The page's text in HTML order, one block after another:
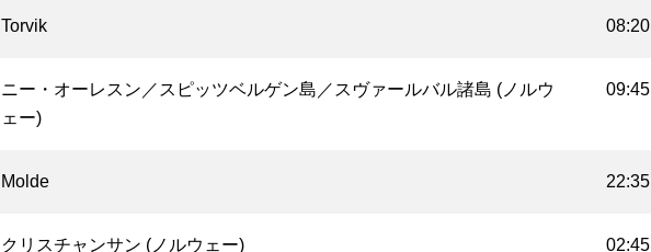
Torvik 08:20
ニー・オーレスン／スピッツベルゲン島／スヴァールバル諸島 (ノルウ
ェー)
09:45
Molde 22:35
クリスチャンサン (ノルウェー) 02:45